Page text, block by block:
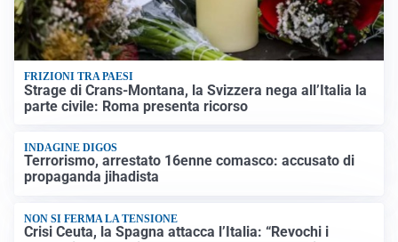
FRIZIONI TRA PAESI
Strage di Crans-Montana, la Svizzera nega all’Italia la
parte civile: Roma presenta ricorso
INDAGINE DIGOS
Terrorismo, arrestato 16enne comasco: accusato di
propaganda jihadista
NON SI FERMA LA TENSIONE
Crisi Ceuta, la Spagna attacca l’Italia: “Revochi i